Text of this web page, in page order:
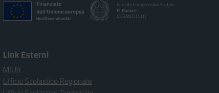
Istituto Comprensivo Statale
P. Ramati
CERANO [NO]
Link Esterni
MIUR
Ufficio Scolastico Regionale